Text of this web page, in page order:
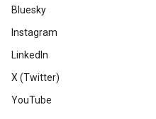
Bluesky
Instagram
LinkedIn
X (Twitter)
YouTube